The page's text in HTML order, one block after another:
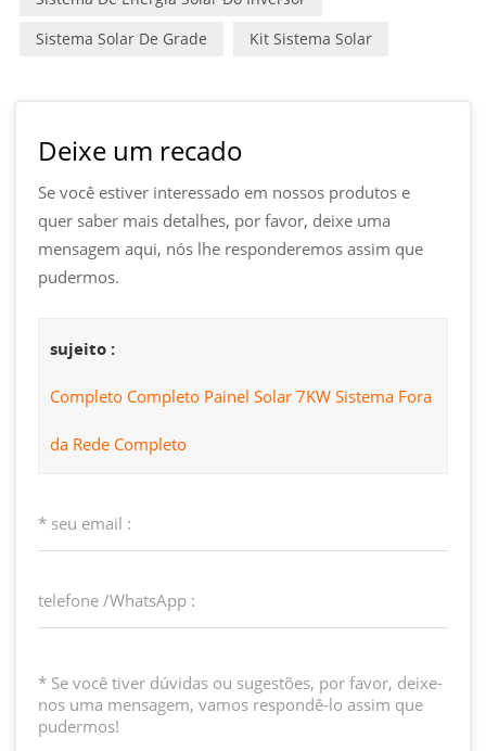
Sistema Solar De Grade
Kit Sistema Solar
Deixe um recado
Se você estiver interessado em nossos produtos e
quer saber mais detalhes, por favor, deixe uma
mensagem aqui, nós lhe responderemos assim que
pudermos.
sujeito :
Completo Completo Painel Solar 7KW Sistema Fora
da Rede Completo